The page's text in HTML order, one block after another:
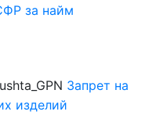
за найм
Запрет на
изделий